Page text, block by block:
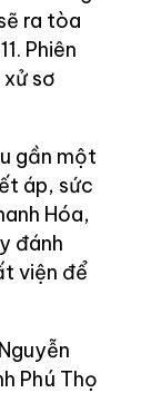
ra tòa
Phiên
sơ
gần một
áp, sức
Hóa,
đánh
viện để
Phú Thọ